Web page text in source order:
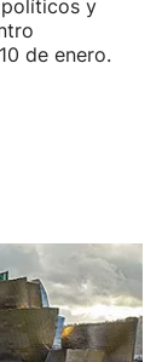
y
de enero.